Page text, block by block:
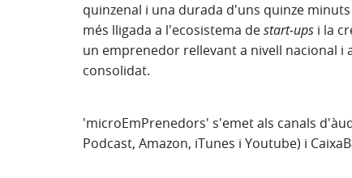
quinzenal i una durada d'uns quinze
més lligada a l'ecosistema destart-ups i la
un emprenedor rellevant a nivell nacional
consolidat.
'microEmPrenedors' s'emet als canals
Podcast, Amazon, iTunes i Youtube) i